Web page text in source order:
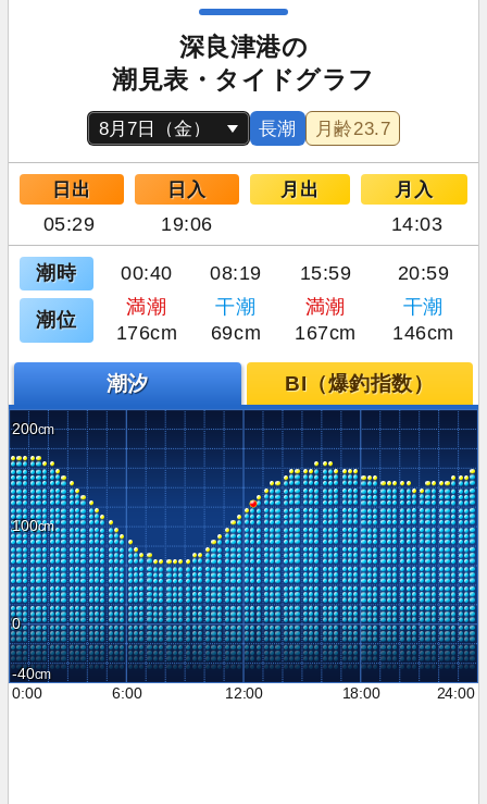
深良津港の
潮見表・タイドグラフ
長潮 月齢23.7
日出 日入 月出 月入
05:29 19:06 14:03
潮時 00:40 08:19 15:59 20:59
潮位
満潮 干潮 満潮
干潮
176cm
69cm 167cm 146cm
潮汐 BI（爆釣指数）
200
100
0
-40
0:00
6:00 12:00 18:00 24:00